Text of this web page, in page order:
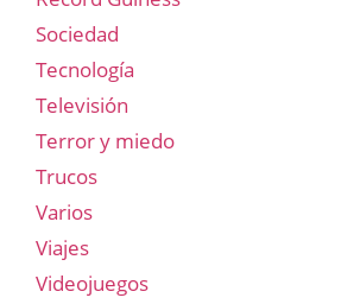
Sociedad
Tecnología
Televisión
Terror y miedo
Trucos
Varios
Viajes
Videojuegos